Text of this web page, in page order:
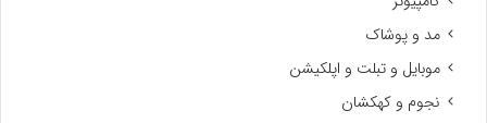
مد و پوشاک
موبایل و تبلت و اپلکیشن
نجوم و کهکشان